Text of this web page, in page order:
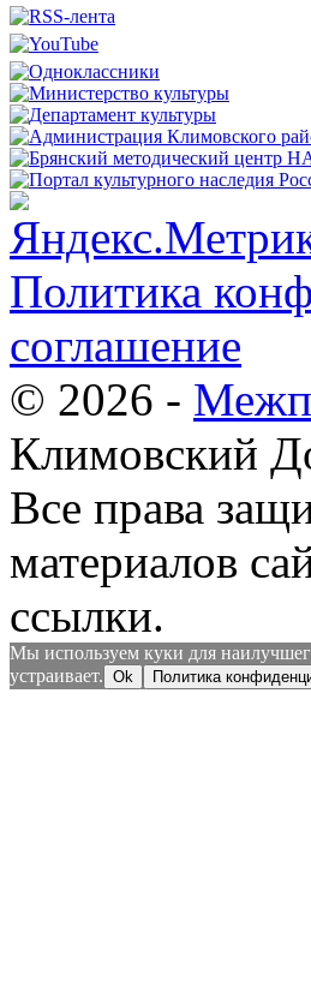
Политика
соглашение
© 2026 -
Климовский
Все права
материалов
ссылки.
Мы используем куки для
устраивает. Ok Политика